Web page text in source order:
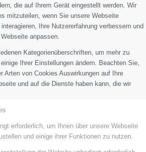
die auf Ihrem Gerät eingestellt werden. Wir
mitzuteilen, wenn Sie unsere Webseite
Ihre Nutzererfahrung verbessern und
anpassen.
Kategorienüberschriften, um mehr zu
Ihrer Einstellungen ändern. Beachten Sie,
Arten von Cookies Auswirkungen auf Ihre
und auf die Dienste haben kann, die wir
erforderlich, um Ihnen über unsere Webseite
und einige ihrer Funktionen zu nutzen.